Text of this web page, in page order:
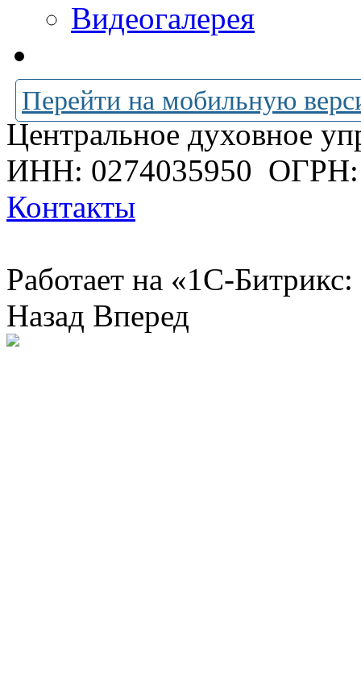
Видеогалерея
Перейти на мобильную
Центральное духовное
ИНН: 0274035950 ОГРН:
Контакты
Работает на «1С-
Назад Вперед